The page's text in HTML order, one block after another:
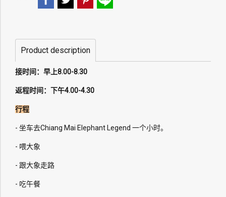
Product description
接时间：早上8.00-8.30
返程时间：下午4.00-4.30
行程
- 坐车去Chiang Mai Elephant Legend 一个小时。
- 喂大象
- 跟大象走路
- 吃午餐